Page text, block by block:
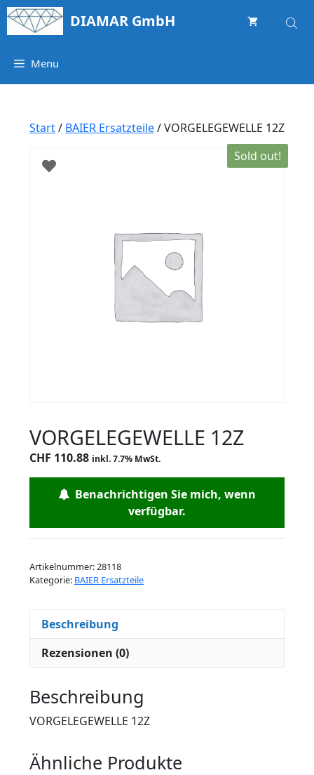
Springe
zum
DIAMAR GmbH
Menu
Start/ BAIER Ersatzteile/ VORGELEGEWELLE 12Z
Sold out!
VORGELEGEWELLE 12Z
CHF 110.88 inkl. 7.7% MwSt.
Benachrichtigen Sie mich, wenn
verfügbar.
Artikelnummer:28118
Kategorie: BAIER Ersatzteile
Beschreibung
Rezensionen (0)
Beschreibung
VORGELEGEWELLE 12Z
Ähnliche Produkte